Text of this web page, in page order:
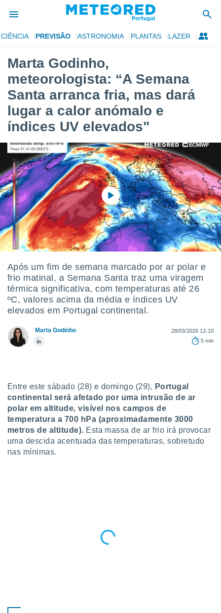
da
foi
para
as
fornecidas
das
e
forma
digital
recolhidas
ou
permite-
a nossa
de alta
botão
o
no
como
um perfil
e
ACEITAR
CONTINUAR
CONFIGURAÇÕES
CIÊNCIA PREVISÃO ASTRONOMIA PLANTAS LAZER
Marta Godinho,
meteorologista: “A Semana
Santa arranca fria, mas dará
lugar a calor anómalo e
índices UV elevados"
Após um fim de semana marcado por ar polar e
frio matinal, a Semana Santa traz uma viragem
térmica significativa, com temperaturas até 26
ºC, valores acima da média e índices UV
elevados em Portugal continental.
Marta Godinho
28/03/2026 13:10
5 min
Entre este sábado (28) e domingo (29), Portugal
continental será afetado por uma intrusão de ar
polar em altitude, visível nos campos de
temperatura a 700 hPa (aproximadamente 3000
metros de altitude). Esta massa de ar frio irá provocar
uma descida acentuada das temperaturas, sobretudo
nas mínimas.